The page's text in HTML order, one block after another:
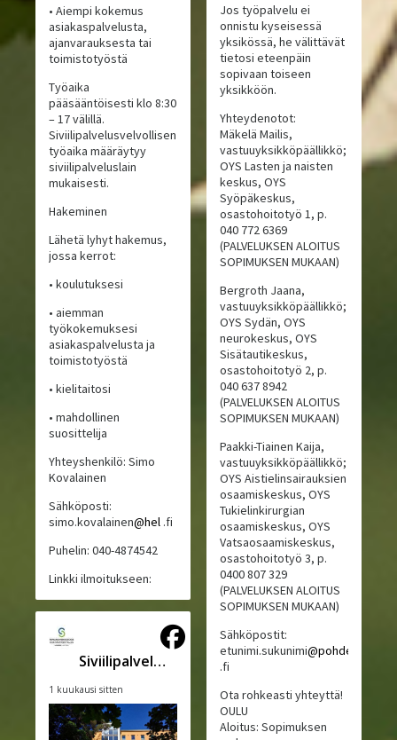
• Aiempi kokemus
asiakaspalvelusta,
ajanvarauksesta tai
toimistotyöstä
Työaika
pääsääntöisesti klo 8:30
– 17 välillä.
Siviilipalvelusvelvollisen
työaika määräytyy
siviilipalveluslain
mukaisesti.
Hakeminen
Lähetä lyhyt hakemus,
jossa kerrot:
• koulutuksesi
• aiemman
työkokemuksesi
asiakaspalvelusta ja
toimistotyöstä
• kielitaitosi
• mahdollinen
suosittelija
Yhteyshenkilö: Simo
Kovalainen
Sähköposti:
simo.kovalainen@hel .fi
Puhelin: 040-4874542
Linkki ilmoitukseen:
Siviilipalveluskeskus
1 kuukausi sitten
Jos työpalvelu ei
onnistu kyseisessä
yksikössä, he välittävät
tietosi eteenpäin
sopivaan toiseen
yksikköön.
Yhteydenotot:
Mäkelä Mailis,
vastuuyksikköpäällikkö;
OYS Lasten ja naisten
keskus, OYS
Syöpäkeskus,
osastohoitotyö 1, p.
040 772 6369
(PALVELUKSEN ALOITUS
SOPIMUKSEN MUKAAN)
Bergroth Jaana,
vastuuyksikköpäällikkö;
OYS Sydän, OYS
neurokeskus, OYS
Sisätautikeskus,
osastohoitotyö 2, p.
040 637 8942
(PALVELUKSEN ALOITUS
SOPIMUKSEN MUKAAN)
Paakki-Tiainen Kaija,
vastuuyksikköpäällikkö;
OYS Aistielinsairauksien
osaamiskeskus, OYS
Tukielinkirurgian
osaamiskeskus, OYS
Vatsaosaamiskeskus,
osastohoitotyö 3, p.
0400 807 329
(PALVELUKSEN ALOITUS
SOPIMUKSEN MUKAAN)
Sähköpostit:
etunimi.sukunimi@pohde
.fi
Ota rohkeasti yhteyttä!
OULU
Aloitus: Sopimuksen